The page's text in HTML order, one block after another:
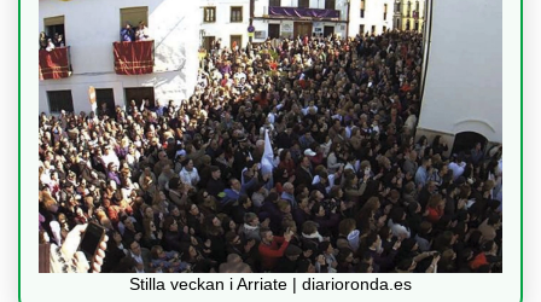
Stilla veckan i Arriate | diarioronda.es